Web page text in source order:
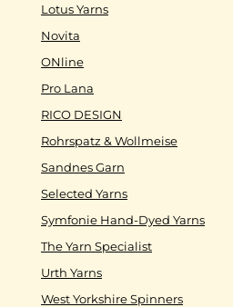
Lotus Yarns
Novita
ONline
Pro Lana
RICO DESIGN
Rohrspatz & Wollmeise
Sandnes Garn
Selected Yarns
Symfonie Hand-Dyed Yarns
The Yarn Specialist
Urth Yarns
West Yorkshire Spinners